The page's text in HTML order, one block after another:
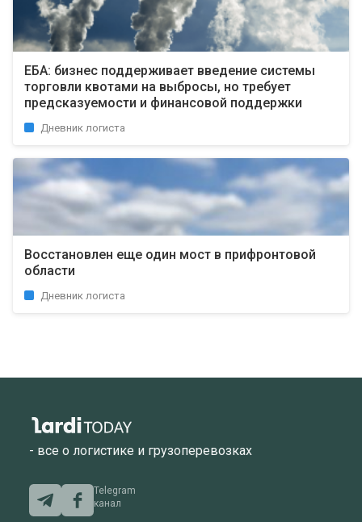
ЕБА: бизнес поддерживает введение системы
торговли квотами на выбросы, но требует
предсказуемости и финансовой поддержки
Дневник логиста
Восстановлен еще один мост в прифронтовой
области
Дневник логиста
- все о логистике и грузоперевозках
Telegram
канал